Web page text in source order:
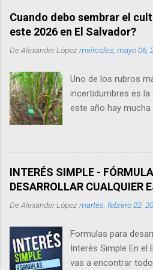
del siguiente
$8,000 Valor de
la solución en el
Depreciación.
Cuando debo sembrar el
este 2026 en El Salvador?
DeAlexander López miércoles, mayo 06,
Uno de los rubros
incertidumbres es la
este año hay mucha
una sequía fuerte
Julio del 2026. Los
preocupados
maíz. A pesar de
arriesgándose a
el siguiente video
sembrar:
INTERÉS SIMPLE -
DESARROLLAR CUALQUIER
DeAlexander López martes, febrero 22,
Formulas para
Interés Simple En el
vas a encontrar